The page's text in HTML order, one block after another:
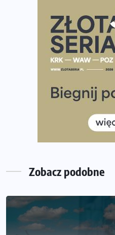
Rozbiegany Olsztyn szykuje
półmaratonem
Już w tę sobotę 35. Bieg
Wystartuje rekordowa
35. Bieg Powstania
Ile razy w tygodniu biegać?
często biegać, żeby robić
Już w ten weekend! Przed
i Półmaraton Szczeciński.
Zobacz podobne